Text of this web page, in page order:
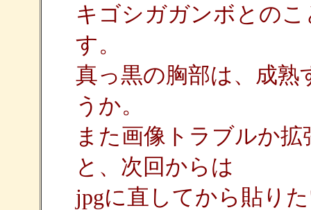
キゴシガガンボとの
す。
真っ黒の胸部は、成
うか。
また画像トラブルか
と、次回からは
jpgに直してから貼り